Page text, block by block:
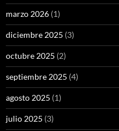
marzo 2026 (1)
diciembre 2025 (3)
octubre 2025 (2)
septiembre 2025 (4)
agosto 2025 (1)
julio 2025 (3)